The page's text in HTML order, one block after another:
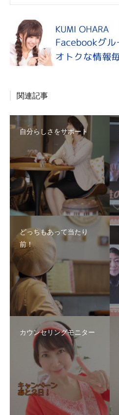
関連記事
自分らしさをサポート
どっちもあって当たり
前！
カウンセリングモニター